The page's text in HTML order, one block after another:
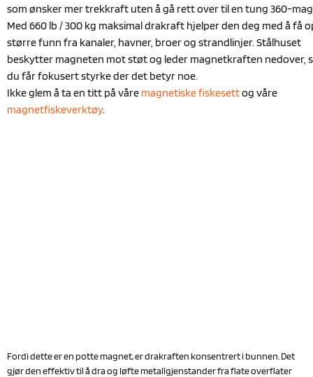
som ønsker mer trekkraft uten å gå rett over til en tung 360-
Med 660 lb / 300 kg maksimal drakraft hjelper den deg med å få
større funn fra kanaler, havner, broer og strandlinjer. Stålhuset
beskytter magneten mot støt og leder magnetkraften nedover,
du får fokusert styrke der det betyr noe.
Ikke glem å ta en titt på våre magnetiske fiskesettog våre
magnetfiskeverktøy.
Fordi dette er en potte magnet, er drakraften konsentrert i bunnen. Det
gjør den effektiv til å dra og løfte metallgjenstander fra flate overflater